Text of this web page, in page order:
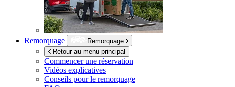
Remorquage
Remorquage
Retour au menu principal
Commencer une réservation
Vidéos explicatives
Conseils pour le remorquage